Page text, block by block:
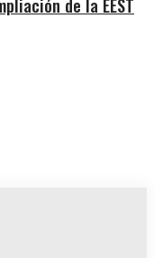
de la EEST